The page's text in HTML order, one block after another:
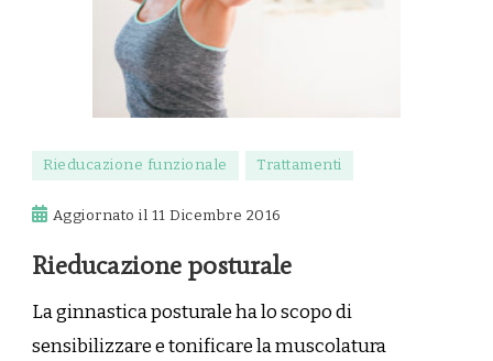
Aggiornato il 11 Dicembre 2016
Rieducazione funzionale Trattamenti
Rieducazione posturale
La ginnastica posturale ha lo scopo di
sensibilizzare e tonificare la muscolatura